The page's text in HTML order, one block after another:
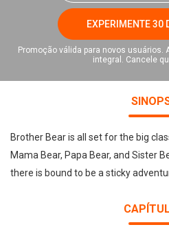
EXPERIMENTE 30
Promoção válida para novos usuários.
integral. Cancele
Brother Bear is all set for the big
Mama Bear, Papa Bear, and Sister
there is bound to be a sticky